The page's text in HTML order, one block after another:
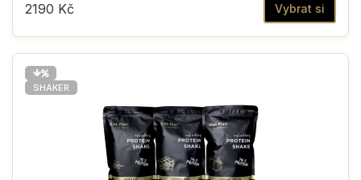
Vybrat si
2190 Kč
SHAKER